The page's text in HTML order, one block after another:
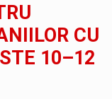
CU
10–12